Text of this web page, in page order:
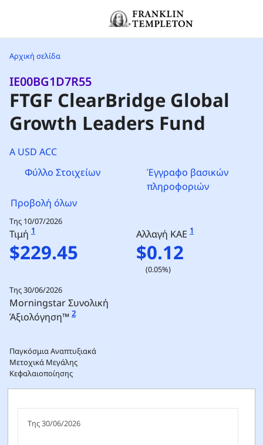
Αρχική σελίδα
IE00BG1D7R55
FTGF ClearBridge Global
Growth Leaders Fund
A USD ACC
Φύλλο Στοιχείων
Έγγραφο βασικών
πληροφοριών
Προβολή όλων
Της 10/07/2026
Τιμή 1
$229.45
Αλλαγή ΚΑΕ 1
$0.12
(0.05%)
Της 30/06/2026
Morningstar Συνολική
Άξιολόγηση™ 2
Παγκόσμια Αναπτυξιακά
Μετοχικά Μεγάλης
Κεφαλαιοποίησης
Της 30/06/2026